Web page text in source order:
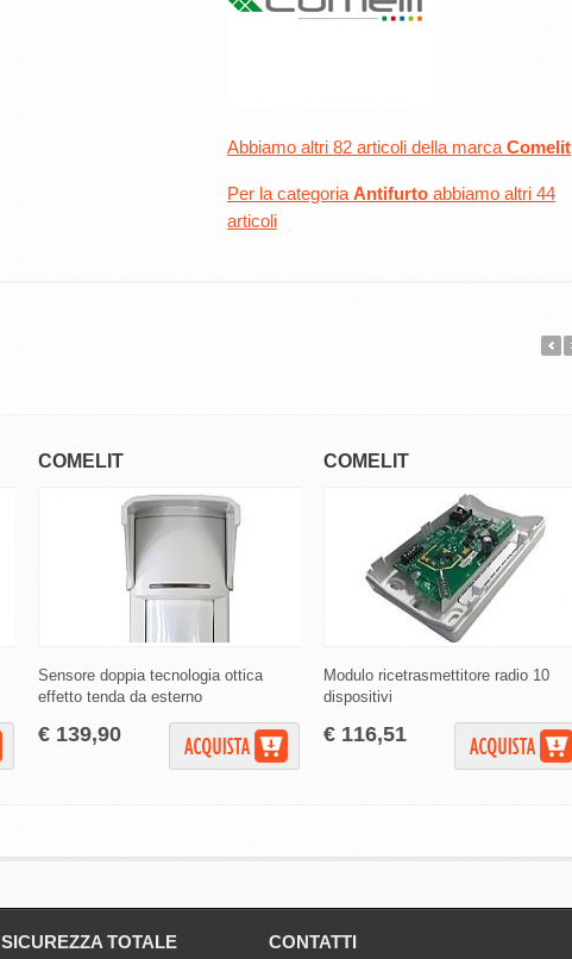
Abbiamo altri 82 articoli della marca Comelit
Per la categoria Antifurto abbiamo altri 44
articoli
COMELIT
Sensore doppia tecnologia ottica
effetto tenda da esterno
€ 139,90
COMELIT
Modulo ricetrasmettitore radio 10
dispositivi
€ 116,51
SICUREZZA TOTALE CONTATTI